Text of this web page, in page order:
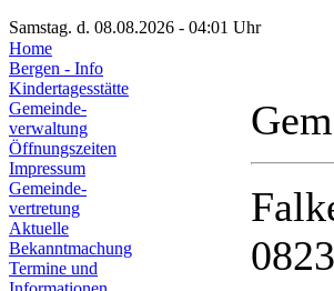
Samstag. d. 08.08.2026 - 04:01 Uhr
Home
Bergen - Info
Kindertagesstätte
Gemeinde-
verwaltung
Öffnungszeiten
Impressum
Gemeinde-
vertretung
Aktuelle
Bekanntmachung
Termine und